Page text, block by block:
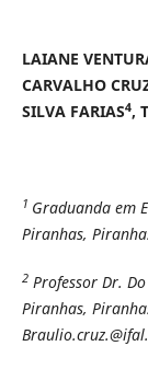
LAIANE
CARVALHO
SILVA FARIAS4,
1 Graduanda em
Piranhas,
2Professor Dr.
Piranhas,